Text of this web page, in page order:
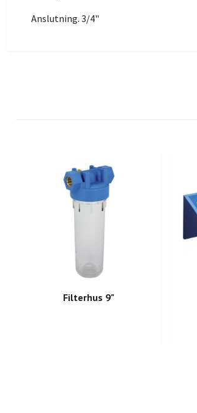
Anslutning. 3/4"
Filterhus 9"